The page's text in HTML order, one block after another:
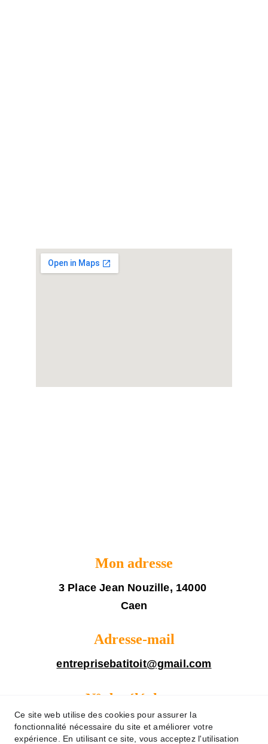
Adresse-mail
entreprisebatitoit@gmail.com
N° de téléphone
06 64 76 23 04
Mon adresse
3 Place Jean Nouzille, 14000
Caen
Ce site web utilise des cookies pour assurer la
fonctionnalité nécessaire du site et améliorer votre
expérience. En utilisant ce site, vous acceptez l'utilisation